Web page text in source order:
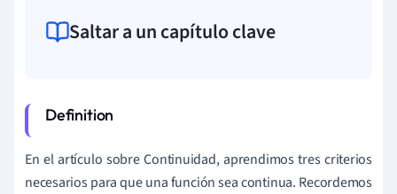
Saltar a un capítulo clave
En el artículo sobre Continuidad, aprendimos tres criterios
necesarios para que una función sea continua. Recordemos